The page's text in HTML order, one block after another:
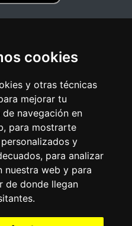
cookies
y otras técnicas
mejorar tu
navegación en
para mostrarte
y
para analizar
nuestra web y para
de donde llegan
con ninguna organización o
marcas comerciales y
resultados de ciclismo son
tenemos afiliación, patrocinio ni
Toda la información proporcionada
fines informativos y para la
uso de nombres, marcas
de identificar equipos y
Todos los derechos de las